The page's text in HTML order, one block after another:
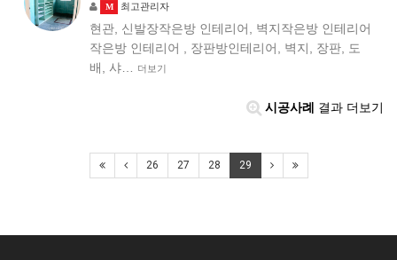
M 최고관리자
현관, 신발장작은방 인테리어, 벽지작은방 인테리어
작은방 인테리어 , 장판방인테리어, 벽지, 장판, 도
배, 샤…
더보기
시공사례 결과 더보기
26 27 28 29